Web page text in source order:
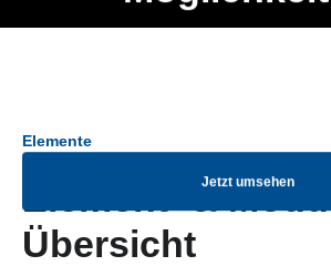
Jetzt umsehen
Elemente
Element- & Modul-
Übersicht